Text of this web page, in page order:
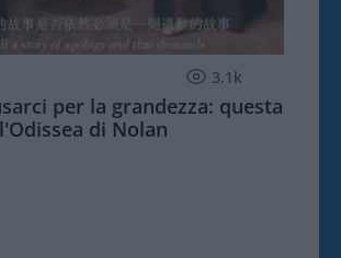
3.1k
per la grandezza: questa
di Nolan